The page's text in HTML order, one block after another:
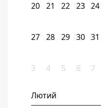
20 21 22 23 24
27 28 29 30 31
3 4 5 6 7
Лютий